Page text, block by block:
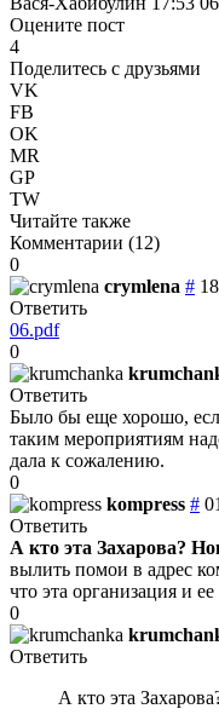
Оцените пост
4
Поделитесь с друзьями
VK
FB
OK
MR
GP
TW
Читайте также
Комментарии (12)
0
crymlena #
Ответить
06.pdf
0
Ответить
Было бы еще хорошо,
таким мероприятиям
дала к сожалению.
0
kompress #
Ответить
А кто эта Захарова?
вылить помои в адрес
что эта организация и
0
Ответить
А кто эта